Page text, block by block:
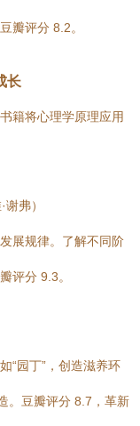
瓣评分 8.2。
长
籍将心理学原理应用
谢弗）
展规律。了解不同阶
评分 9.3。
“园丁”，创造滋养环
。豆瓣评分 8.7，革新